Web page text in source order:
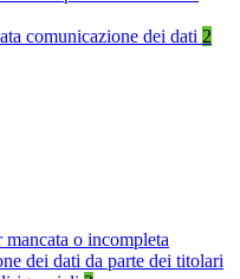
comunicazione dei dati 2
mancata o incompleta
dei dati da parte dei titolari